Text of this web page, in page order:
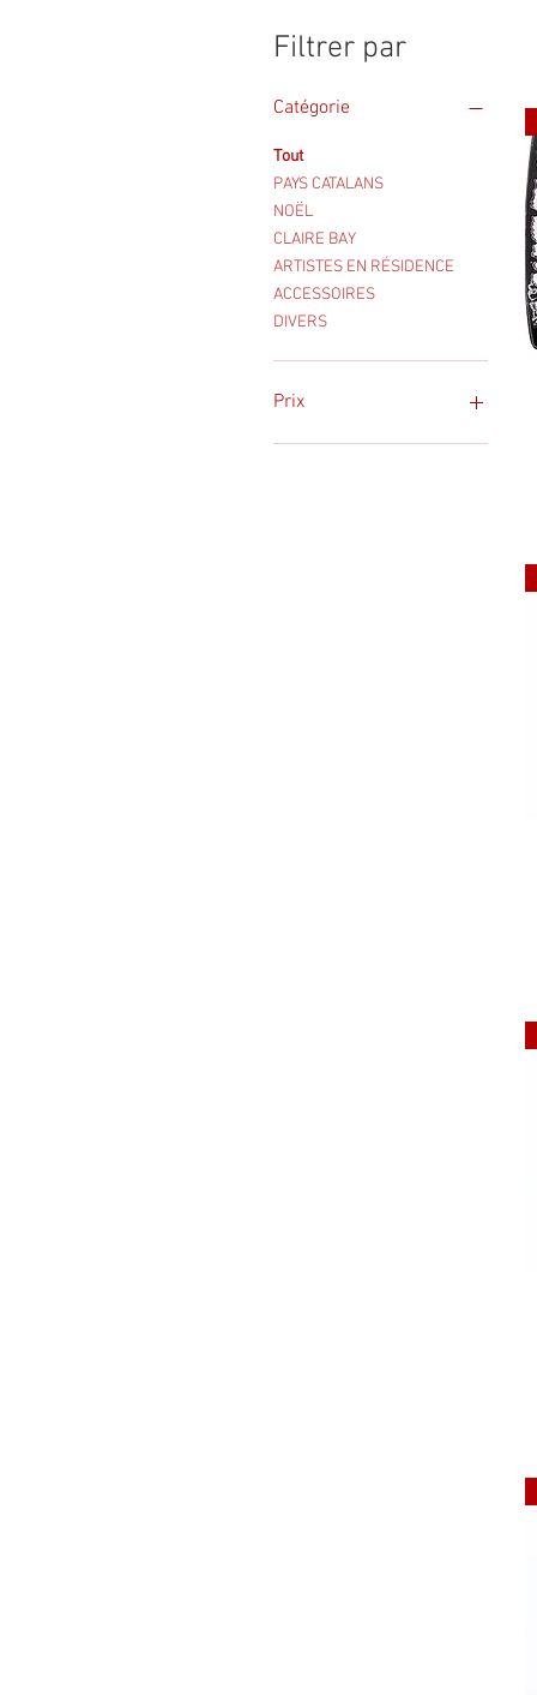
Filtrer par
Catégorie
Tout
PAYS CATALANS
NOËL
CLAIRE BAY
ARTISTES EN RÉSIDENCE
ACCESSOIRES
DIVERS
Prix